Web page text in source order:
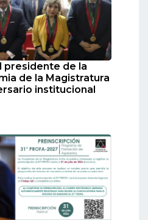
presidente de la
de la Magistratura
institucional